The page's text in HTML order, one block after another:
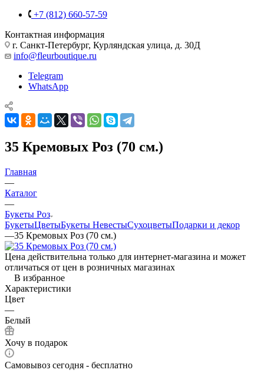
+7 (812) 660-57-59
Контактная информация
г. Санкт-Петербург, Курляндская улица, д. 30Д
info@fleurboutique.ru
Telegram
WhatsApp
35 Кремовых Роз (70 см.)
Главная
—
Каталог
—
Букеты Роз
БукетыЦветыБукеты НевестыСухоцветыПодарки и декор
—35 Кремовых Роз (70 см.)
Цена действительна только для интернет-магазина и может
отличаться от цен в розничных магазинах
В избранное
Характеристики
Цвет
—
Белый
Хочу в подарок
Самовывоз сегодня - бесплатно